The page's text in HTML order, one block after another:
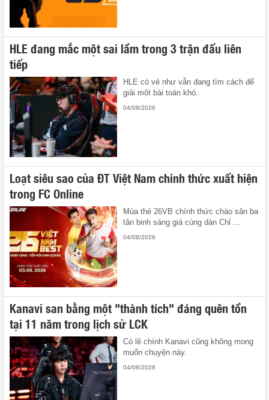
HLE đang mắc một sai lầm trong 3 trận đấu liên
tiếp
HLE có vẻ như vẫn đang tìm cách để
giải một bài toán khó.
04/08/2026
Loạt siêu sao của ĐT Việt Nam chính thức xuất hiện
trong FC Online
Mùa thẻ 26VB chính thức chào sân ba
tân binh sáng giá cùng dàn Chỉ ...
04/08/2026
Kanavi san bằng một "thành tích" đáng quên tồn
tại 11 năm trong lịch sử LCK
Có lẽ chính Kanavi cũng không mong
muốn chuyện này.
04/08/2026